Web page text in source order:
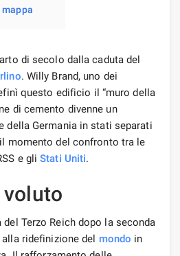
di secolo dalla caduta del
. Willy Brand, uno dei
questo edificio il “muro della
di cemento divenne un
della Germania in stati separati
momento del confronto tra le
e gliStati Uniti.
voluto
Terzo Reich dopo la seconda
ridefinizione del mondo in